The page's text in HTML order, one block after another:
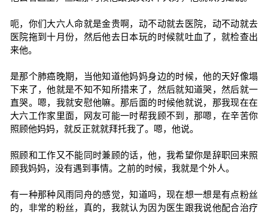
呃，你们大六人命就是金贵啊，动不动就去医院，动不动就去
医院拖到十月份，然后他去日本玩的时候就吐血了，就检查出
来他。
是那个肺癌晚期，当他知道他妈妈身边的时候，他的天好像塌
下来了，他就是不知不知所措来了，然后就知道哭，然后就一
直哭。嗯，我就安慰他嘛。那后面的时候他就说，那我现在在
大六工作家里面，网友可能一时帮我顾不到，那嗯，在辛苦你
照顾他妈妈，就反正就就拜托我了。嗯，他说。
照顾和工作又不能同时兼顾的话，他，我希望你是辞职回来照
顾我妈妈，没有遇到事情。之前的时候，我就是个外人。
有一种那种风雨同舟的感觉，知道吗，现在想一想是有点粉丝
的，非常的粉丝，真的，我就认为因为医生跟我说他配合治疗